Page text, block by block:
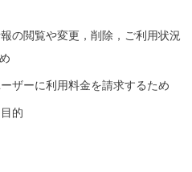
の閲覧や変更，削除，ご利用状況
ザーに利用料金を請求するため
的